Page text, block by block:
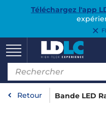
Téléchargez l'app
Retour Bande LED